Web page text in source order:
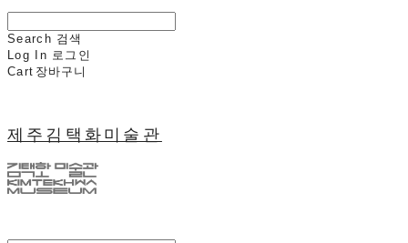
Search 검색
Log In 로그인
Cart 장바구니
제주김택화미술관